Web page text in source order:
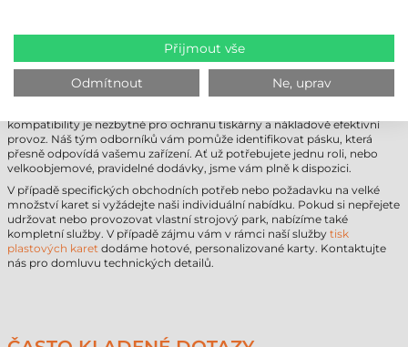
PRO TISKÁRNY KARET ZEBRA JE
IDEÁLNÍ?
Výběr správného spotřebního materiálu může být kvůli mnoha
kompatibility je nezbytné pro ochranu tiskárny a nákladově efektivní
provoz. Náš tým odborníků vám pomůže identifikovat pásku, která
přesně odpovídá vašemu zařízení. Ať už potřebujete jednu roli, nebo
velkoobjemové, pravidelné dodávky, jsme vám plně k dispozici.
V případě specifických obchodních potřeb nebo požadavku na velké
množství karet si vyžádejte naši individuální nabídku. Pokud si nepřejete
udržovat nebo provozovat vlastní strojový park, nabízíme také
kompletní služby. V případě zájmu vám v rámci naší služby tisk
plastových karet dodáme hotové, personalizované karty. Kontaktujte
nás pro domluvu technických detailů.
Přijmout vše
Odmítnout Ne, uprav